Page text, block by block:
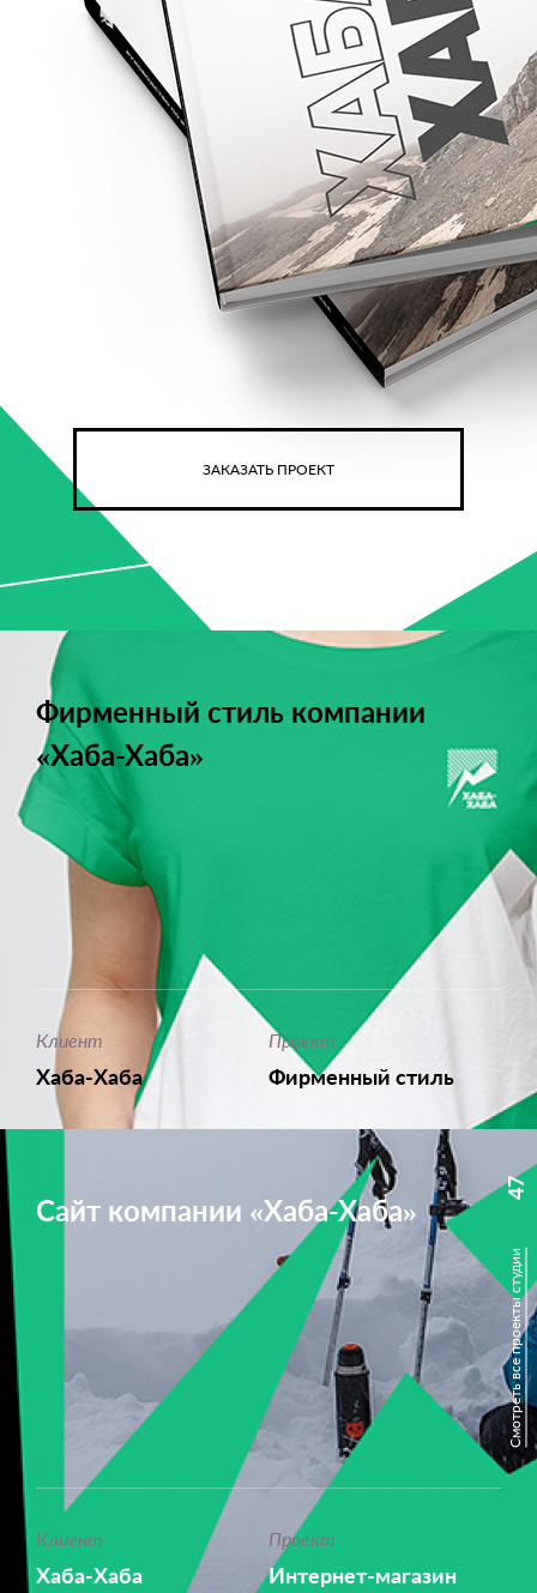
ЗАКАЗАТЬ ПРОЕКТ
Фирменный стиль компании
«Хаба-Хаба»
Клиент
Хаба-Хаба
Проект
Фирменный стиль
Сайт компании «Хаба-Хаба»
Клиент
Хаба-Хаба
Проект
Интернет-магазин
Смотреть все проекты студии
47